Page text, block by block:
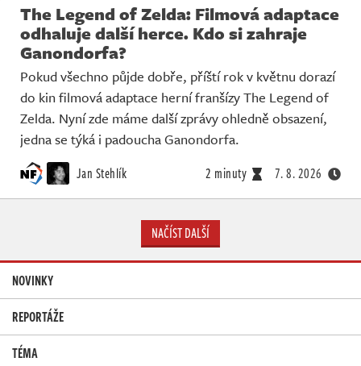
The Legend of Zelda: Filmová adaptace
odhaluje další herce. Kdo si zahraje
Ganondorfa?
Pokud všechno půjde dobře, příští rok v květnu dorazí
do kin filmová adaptace herní franšízy The Legend of
Zelda. Nyní zde máme další zprávy ohledně obsazení,
jedna se týká i padoucha Ganondorfa.
Jan Stehlík 2 minuty 7. 8. 2026
NAČÍST DALŠÍ
NOVINKY
REPORTÁŽE
TÉMA